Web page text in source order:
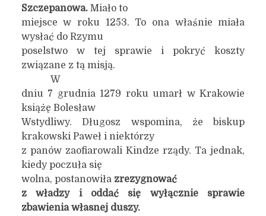
Szczepanowa.Miało to
miejsce w roku 1253. To ona właśnie miała
wysłać do Rzymu
poselstwo w tej sprawie i pokryć koszty
związane z tą misją.
W
dniu 7 grudnia 1279 roku umarł w Krakowie
książę Bolesław
Wstydliwy. Długosz wspomina, że biskup
krakowski Paweł i niektórzy
z panów zaofiarowali Kindze rządy. Ta jednak,
kiedy poczuła się
wolna, postanowiła zrezygnować
z władzy i oddać się wyłącznie sprawie
zbawienia własnej duszy.